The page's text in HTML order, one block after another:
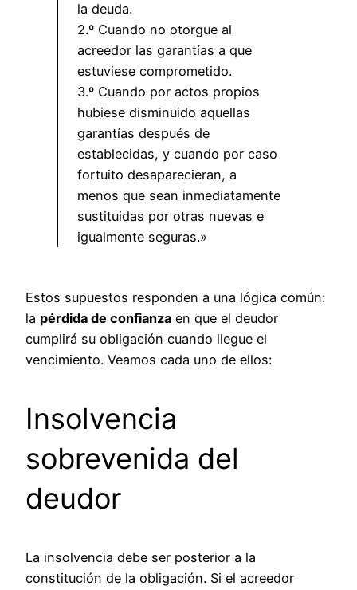
la deuda.
2.º Cuando no otorgue al
acreedor las garantías a que
estuviese comprometido.
3.º Cuando por actos propios
hubiese disminuido aquellas
garantías después de
establecidas, y cuando por caso
fortuito desaparecieran, a
menos que sean inmediatamente
sustituidas por otras nuevas e
igualmente seguras.»
Estos supuestos responden a una lógica común:
la pérdida de confianza en que el deudor
cumplirá su obligación cuando llegue el
vencimiento. Veamos cada uno de ellos:
Insolvencia
sobrevenida del
deudor
La insolvencia debe ser posterior a la
constitución de la obligación. Si el acreedor